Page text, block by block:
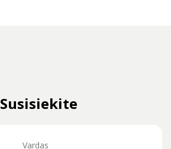
Susisiekite